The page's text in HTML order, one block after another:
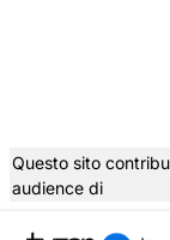
Questo sito
audience di